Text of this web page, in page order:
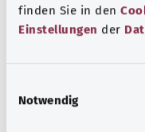
finden Sie in den
Einstellungen der
Notwendig